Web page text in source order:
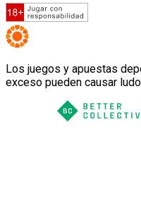
Los juegos y apuestas
exceso pueden causar